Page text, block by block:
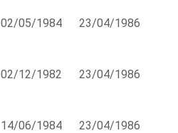
02/05/1984 23/04/1986
02/12/1982 23/04/1986
14/06/1984 23/04/1986